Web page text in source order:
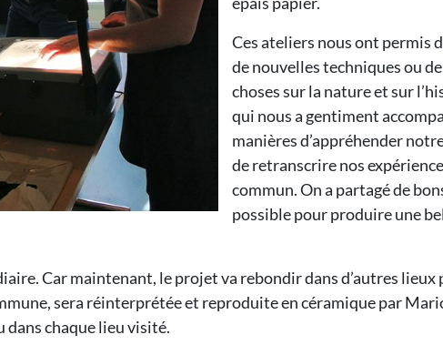
Ces ateliers nous ont permis
de nouvelles techniques ou
choses sur la nature et sur
qui nous a gentiment
manières d’appréhender
de retranscrire nos
commun. On a partagé de
possible pour produire une
Car maintenant, le projet va rebondir dans d’autres
sera réinterprétée et reproduite en céramique par
dans chaque lieu visité.